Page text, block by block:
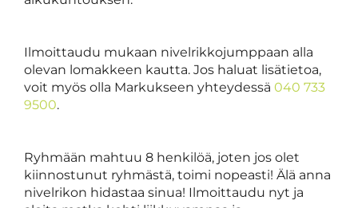
Ilmoittaudu mukaan nivelrikkojumppaan alla
olevan lomakkeen kautta. Jos haluat lisätietoa,
voit myös olla Markukseen yhteydessä 040 733
9500.
Ryhmään mahtuu 8 henkilöä, joten jos olet
kiinnostunut ryhmästä, toimi nopeasti! Älä anna
nivelrikon hidastaa sinua! Ilmoittaudu nyt ja